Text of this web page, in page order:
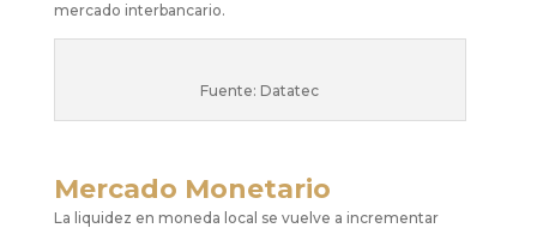
mercado interbancario.
Fuente: Datatec
Mercado Monetario
La liquidez en moneda local se vuelve a incrementar